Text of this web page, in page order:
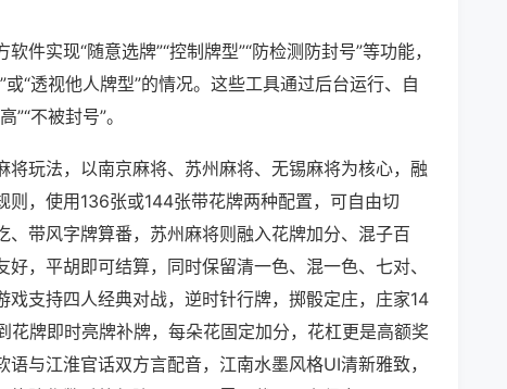
件实现“随意选牌”“控制牌型”“防检测防封号”等功能，
“透视他人牌型”的情况。这些工具通过后台运行、自
不被封号”。
玩法，以南京麻将、苏州麻将、无锡麻将为核心，融
，使用136张或144张带花牌两种配置，可自由切
带风字牌算番，苏州麻将则融入花牌加分、混子百
，平胡即可结算，同时保留清一色、混一色、七对、
支持四人经典对战，逆时针行牌，掷骰定庄，庄家14
花牌即时亮牌补牌，每朵花固定加分，花杠更是高额奖
与江淮官话双方言配音，江南水墨风格UI清新雅致，